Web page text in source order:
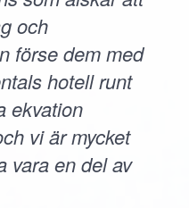
och
förse dem med
hotell runt
ekvation
vi är mycket
vara en del av